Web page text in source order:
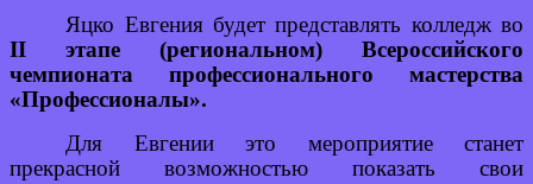
Яцко Евгения будет представлять колледж во
II этапе (региональном)
Всероссийского
чемпионата профессионального мастерства
«Профессионалы».
Для Евгении это мероприятие станет
прекрасной возможностью показать свои